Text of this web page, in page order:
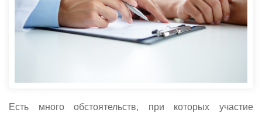
Есть много обстоятельств, при которых участие